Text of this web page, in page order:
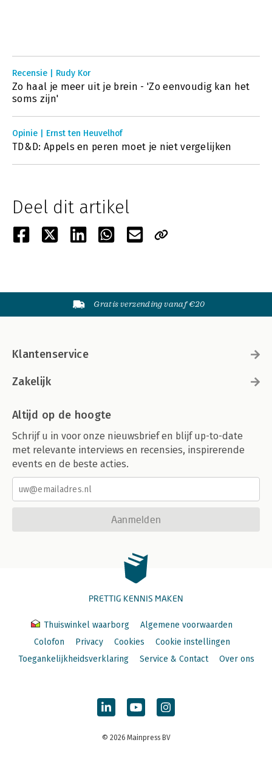
Recensie | Rudy Kor
Zo haal je meer uit je brein - 'Zo eenvoudig kan het
soms zijn'
Opinie | Ernst ten Heuvelhof
TD&D: Appels en peren moet je niet vergelijken
Deel dit artikel
Gratis verzending vanaf €20
Klantenservice
Zakelijk
Altijd op de hoogte
Schrijf u in voor onze nieuwsbrief en blijf up-to-date
met relevante interviews en recensies, inspirerende
events en de beste acties.
Aanmelden
PRETTIG KENNIS MAKEN
Thuiswinkel waarborg
Algemene voorwaarden
Colofon
Privacy Cookies
Cookie instellingen
Toegankelijkheidsverklaring
Service & Contact Over ons
© 2026 Mainpress BV